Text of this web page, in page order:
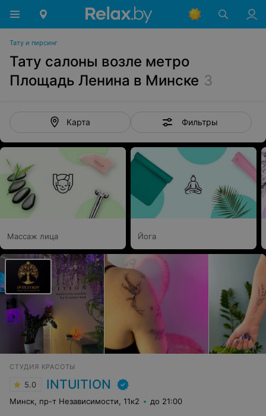
Тату и пирсинг
Тату салоны возле метро
Площадь Ленина в Минске 3
Карта Фильтры
Массаж лица Йога
СТУДИЯ КРАСОТЫ
5.0 INTUITION
Минск, пр-т Независимости, 11к2 до 21:00